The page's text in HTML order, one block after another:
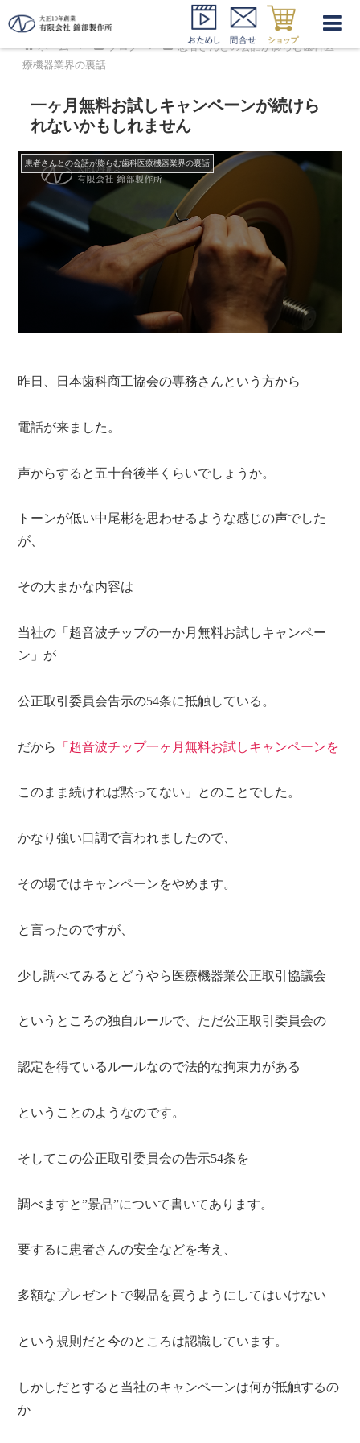
ホーム ブログ
患者さんとの会話が膨らむ歯科医
療機器業界の裏話
一ヶ月無料お試しキャンペーンが続けら
れないかもしれません
患者さんとの会話が膨らむ歯科医療機器業界の裏話
昨日、日本歯科商工協会の専務さんという方から
電話が来ました。
声からすると五十台後半くらいでしょうか。
トーンが低い中尾彬を思わせるような感じの声でした
が、
その大まかな内容は
当社の「超音波チップの一か月無料お試しキャンペー
ン」が
公正取引委員会告示の54条に抵触している。
だから 「超音波チップ一ヶ月無料お試しキャンペーンを
このまま続ければ黙ってない」とのことでした。
かなり強い口調で言われましたので、
その場ではキャンペーンをやめます。
と言ったのですが、
少し調べてみるとどうやら医療機器業公正取引協議会
というところの独自ルールで、ただ公正取引委員会の
認定を得ているルールなので法的な拘束力がある
ということのようなのです。
そしてこの公正取引委員会の告示54条を
調べますと”景品”について書いてあります。
要するに患者さんの安全などを考え、
多額なプレゼントで製品を買うようにしてはいけない
という規則だと今のところは認識しています。
しかしだとすると当社のキャンペーンは何が抵触するの
か